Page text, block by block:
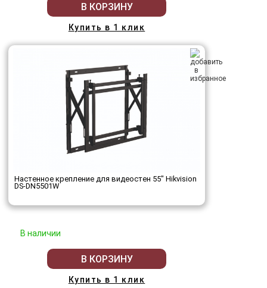
В КОРЗИНУ
Купить в 1 клик
Настенное крепление для видеостен 55" Hikvision
DS-DN5501W
В наличии
В КОРЗИНУ
Купить в 1 клик